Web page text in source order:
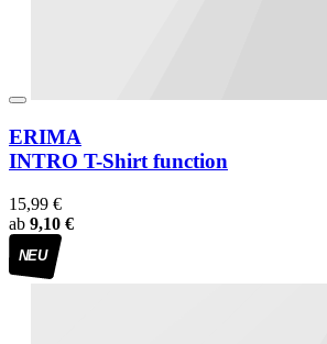
ERIMA
INTRO T-Shirt function
15,99 €
ab 9,10 €
NEU